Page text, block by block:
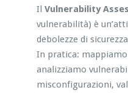
Il Vulnerability
vulnerabilità) è
debolezze di
In pratica:
analizziamo
misconfigurazioni,